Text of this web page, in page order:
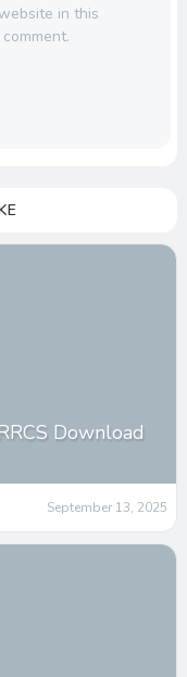
in this
Download
September 13, 2025